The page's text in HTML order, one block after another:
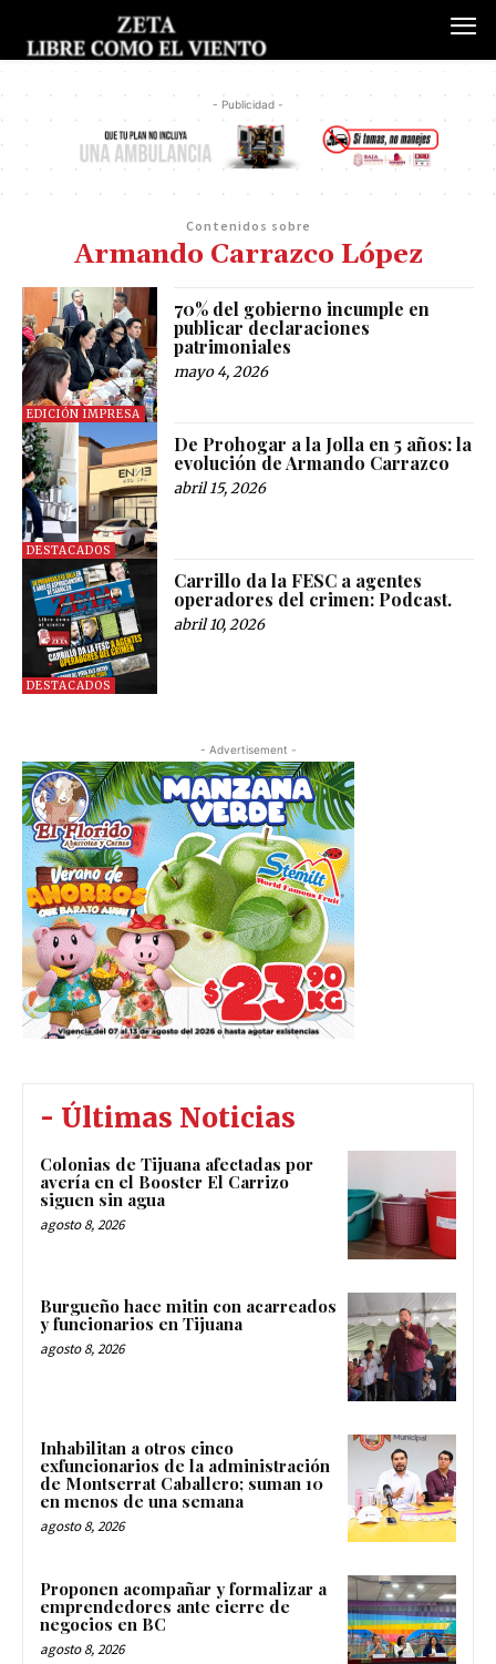
- Publicidad -
Contenidos sobre
Armando Carrazco López
EDICIÓN IMPRESA
70% del gobierno incumple en
publicar declaraciones
patrimoniales
mayo 4, 2026
DESTACADOS
De Prohogar a la Jolla en 5 años: la
evolución de Armando Carrazco
abril 15, 2026
DESTACADOS
Carrillo da la FESC a agentes
operadores del crimen: Podcast.
abril 10, 2026
- Advertisement -
- Últimas Noticias
Colonias de Tijuana afectadas por
avería en el Booster El Carrizo
siguen sin agua
agosto 8, 2026
Burgueño hace mitin con acarreados
y funcionarios en Tijuana
agosto 8, 2026
Inhabilitan a otros cinco
exfuncionarios de la administración
de Montserrat Caballero; suman 10
en menos de una semana
agosto 8, 2026
Proponen acompañar y formalizar a
emprendedores ante cierre de
negocios en BC
agosto 8, 2026